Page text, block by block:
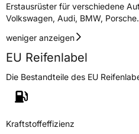
Erstausrüster für verschiedene
Volkswagen, Audi, BMW, Porsche.
weniger anzeigen
EU Reifenlabel
Die Bestandteile des EU
Kraftstoffeffizienz